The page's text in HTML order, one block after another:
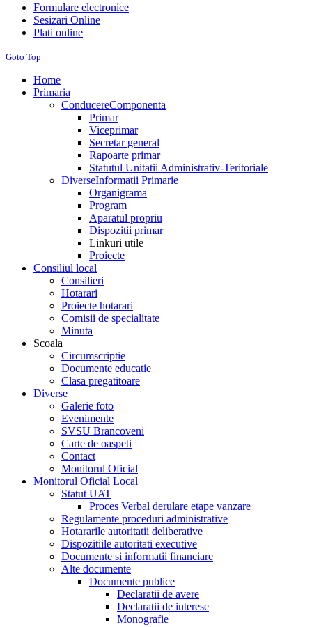
Formulare electronice
Sesizari Online
Plati online
Goto Top
Home
Primaria
ConducereComponenta
Primar
Viceprimar
Secretar general
Rapoarte primar
Statutul Unitatii Administrativ-Teritoriale
DiverseInformatii Primarie
Organigrama
Program
Aparatul propriu
Dispozitii primar
Linkuri utile
Proiecte
Consiliul local
Consilieri
Hotarari
Proiecte hotarari
Comisii de specialitate
Minuta
Scoala
Circumscriptie
Documente educatie
Clasa pregatitoare
Diverse
Galerie foto
Evenimente
SVSU Brancoveni
Carte de oaspeti
Contact
Monitorul Oficial
Monitorul Oficial Local
Statut UAT
Proces Verbal derulare etape vanzare
Regulamente proceduri administrative
Hotararile autoritatii deliberative
Dispozitiile autoritati executive
Documente si informatii financiare
Alte documente
Documente publice
Declaratii de avere
Declaratii de interese
Monografie